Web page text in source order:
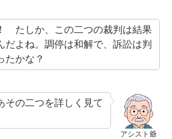
たしか、この二つの裁判は結果
だよね。調停は和解で、訴訟は判
たかな？
アシスト爺
その二つを詳しく見て